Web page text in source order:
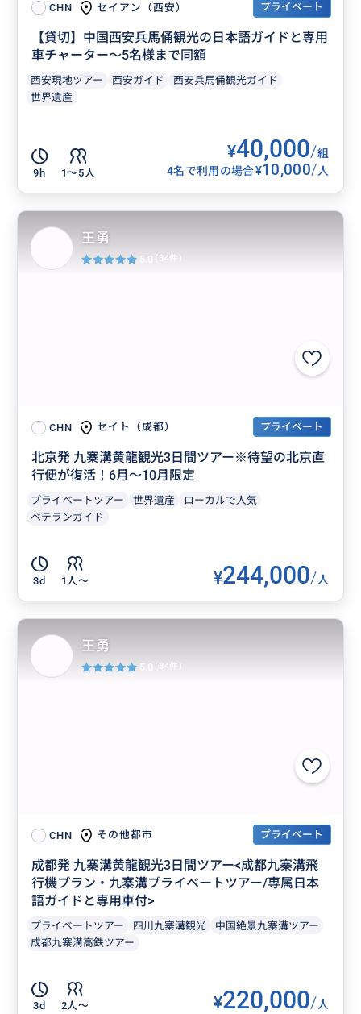
CHN セイアン（西安） プライベート
【貸切】中国西安兵馬俑観光の日本語ガイドと専用
車チャーター～5名様まで同額
西安現地ツアー 西安ガイド
西安兵馬俑観光ガイド
世界遺産
9h 1〜5人
¥40,000/組
4名で利用の場合¥10,000/人
CHN セイト（成都） プライベート
北京発 九寨溝黄龍観光3日間ツアー※待望の北京直
行便が復活！6月～10月限定
プライベートツアー 世界遺産
ローカルで人気
ベテランガイド
3d 1人〜 ¥244,000/人
王勇
5.0 (34件)
CHN その他都市 プライベート
成都発 九寨溝黄龍観光3日間ツアー<成都九寨溝飛
行機プラン・九寨溝プライベートツアー/専属日本
語ガイドと専用車付>
プライベートツアー 四川九寨溝観光
中国絶景九寨溝ツアー
成都九寨溝高鉄ツアー
3d 2人〜 ¥220,000/人
王勇
5.0 (34件)